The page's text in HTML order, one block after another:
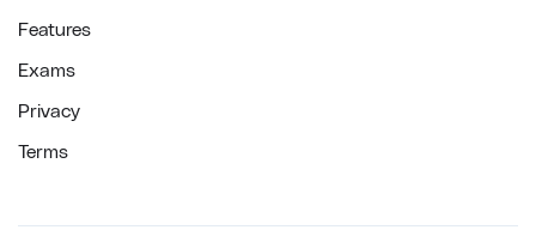
Features
Exams
Privacy
Terms